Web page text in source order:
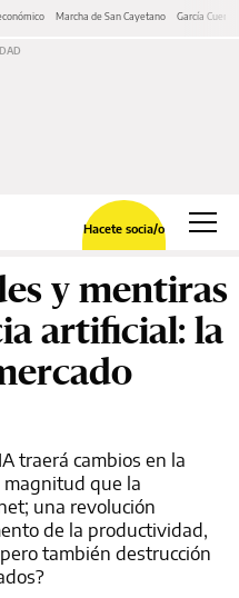
Marcha de San Cayetano García Cuerva
Hacete socia/o
y mentiras
artificial: la
traerá cambios en la
que la
una revolución
de la productividad,
también destrucción